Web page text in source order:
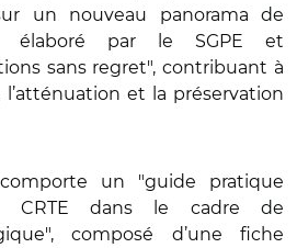
un nouveau panorama de
élaboré par le SGPE et
sans regret", contribuant à
l’atténuation et la préservation
un "guide pratique
CRTE dans le cadre de
composé d’une fiche